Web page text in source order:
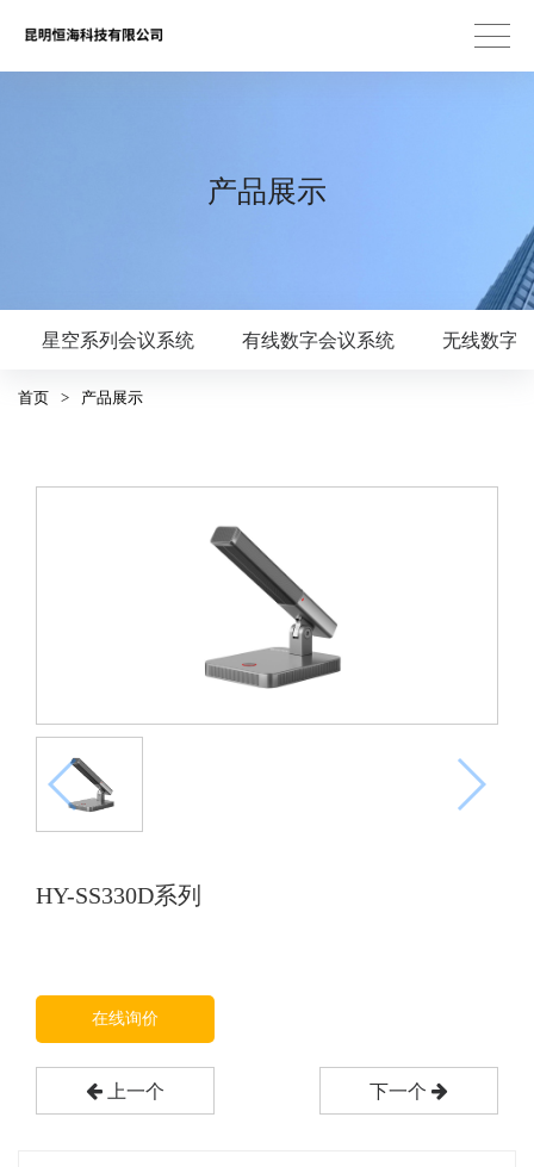
产品展示
星空系列会议系统 有线数字会议系统 无线数字
首页 > 产品展示
HY-SS330D系列
在线询价
上一个 下一个